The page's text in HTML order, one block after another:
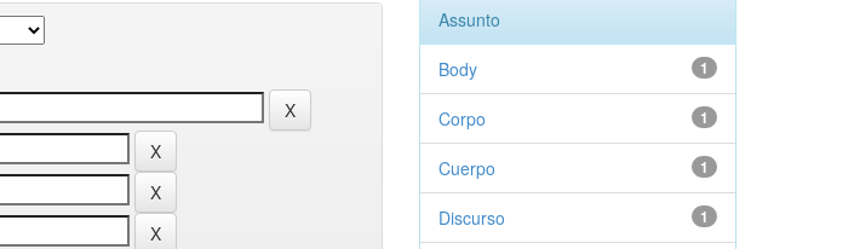
Assunto
1
Body
1
Corpo
1
Cuerpo
1
Discurso